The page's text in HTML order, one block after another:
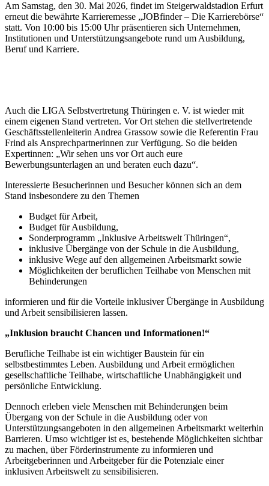
Am Samstag, den 30. Mai 2026, findet im Steigerwaldstadion Erfurt
erneut die bewährte Karrieremesse „JOBfinder – Die Karrierebörse“
statt. Von 10:00 bis 15:00 Uhr präsentieren sich Unternehmen,
Institutionen und Unterstützungsangebote rund um Ausbildung,
Beruf und Karriere.
Auch die LIGA Selbstvertretung Thüringen e. V. ist wieder mit
einem eigenen Stand vertreten. Vor Ort stehen die stellvertretende
Geschäftsstellenleiterin Andrea Grassow sowie die Referentin Frau
Frind als Ansprechpartnerinnen zur Verfügung. So die beiden
Expertinnen: „Wir sehen uns vor Ort auch eure
Bewerbungsunterlagen an und beraten euch dazu“.
Interessierte Besucherinnen und Besucher können sich an dem
Stand insbesondere zu den Themen
Budget für Arbeit,
Budget für Ausbildung,
Sonderprogramm „Inklusive Arbeitswelt Thüringen“,
inklusive Übergänge von der Schule in die Ausbildung,
inklusive Wege auf den allgemeinen Arbeitsmarkt sowie
Möglichkeiten der beruflichen Teilhabe von Menschen mit
Behinderungen
informieren und für die Vorteile inklusiver Übergänge in Ausbildung
und Arbeit sensibilisieren lassen.
„Inklusion braucht Chancen und Informationen!“
Berufliche Teilhabe ist ein wichtiger Baustein für ein
selbstbestimmtes Leben. Ausbildung und Arbeit ermöglichen
gesellschaftliche Teilhabe, wirtschaftliche Unabhängigkeit und
persönliche Entwicklung.
Dennoch erleben viele Menschen mit Behinderungen beim
Übergang von der Schule in die Ausbildung oder von
Unterstützungsangeboten in den allgemeinen Arbeitsmarkt weiterhin
Barrieren. Umso wichtiger ist es, bestehende Möglichkeiten sichtbar
zu machen, über Förderinstrumente zu informieren und
Arbeitgeberinnen und Arbeitgeber für die Potenziale einer
inklusiven Arbeitswelt zu sensibilisieren.